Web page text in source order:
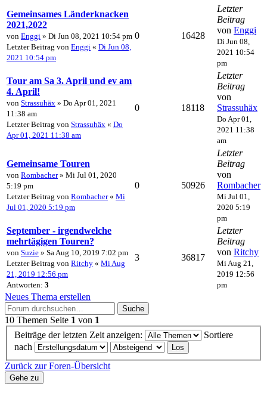
Gemeinsames Länderknacken
2021,2022
von Enggi » Di Jun 08, 2021 10:54 pm
Letzter Beitrag von Enggi « Di Jun 08,
2021 10:54 pm
0 16428
Letzter
Beitrag
von Enggi
Di Jun 08,
2021 10:54
pm
Tour am Sa 3. April und ev am
4. April!
von Strassuhäx » Do Apr 01, 2021
11:38 am
Letzter Beitrag von Strassuhäx « Do
Apr 01, 2021 11:38 am
0 18118
Letzter
Beitrag
von
Strassuhäx
Do Apr 01,
2021 11:38
am
Gemeinsame Touren
von Rombacher» Mi Jul 01, 2020
5:19 pm
Letzter Beitrag von Rombacher« Mi
Jul 01, 2020 5:19 pm
0 50926
Letzter
Beitrag
von
Rombacher
Mi Jul 01,
2020 5:19
pm
September - irgendwelche
mehrtägigen Touren?
von Suzie » Sa Aug 10, 2019 7:02 pm
Letzter Beitrag von Ritchy « Mi Aug
21, 2019 12:56 pm
Antworten: 3
3 36817
Letzter
Beitrag
von Ritchy
Mi Aug 21,
2019 12:56
pm
Neues Thema erstellen
Suche
10 Themen Seite 1 von 1
Beiträge der letzten Zeit anzeigen:
Sortiere
nach
Zurück zur Foren-Übersicht
Gehe zu